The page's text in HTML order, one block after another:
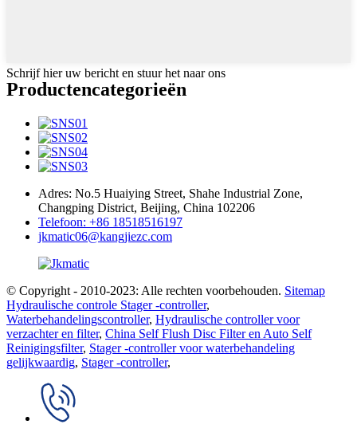
Schrijf hier uw bericht en stuur het naar ons
Productencategorieën
Adres: No.5 Huaiying Street, Shahe Industrial Zone,
Changping District, Beijing, China 102206
Telefoon: +86 18518516197
jkmatic06@kangjiezc.com
© Copyright - 2010-2023: Alle rechten voorbehouden. Sitemap
Hydraulische controle Stager -controller,
Waterbehandelingscontroller, Hydraulische controller voor
verzachter en filter, China Self Flush Disc Filter en Auto Self
Reinigingsfilter, Stager -controller voor waterbehandeling
gelijkwaardig, Stager -controller,